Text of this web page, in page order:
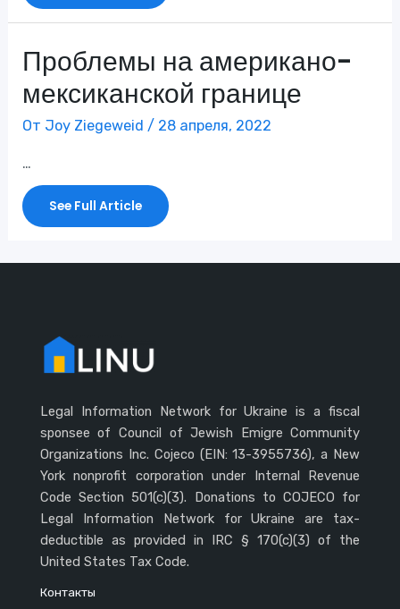
RUS
Проблемы на американо-
мексиканской границе
От Joy Ziegeweid/ 28 апреля, 2022
…
Проблемы
На
Мексиканской
See Full Article
Legal Information Network for Ukraine is a fiscal
sponsee of Council of Jewish Emigre Community
Organizations Inc. Cojeco (EIN: 13-3955736), a New
York nonprofit corporation under Internal Revenue
Code Section 501(c)(3). Donations to COJECO for
Legal Information Network for Ukraine are tax-
deductible as provided in IRC § 170(c)(3) of the
United States Tax Code.
Контакты